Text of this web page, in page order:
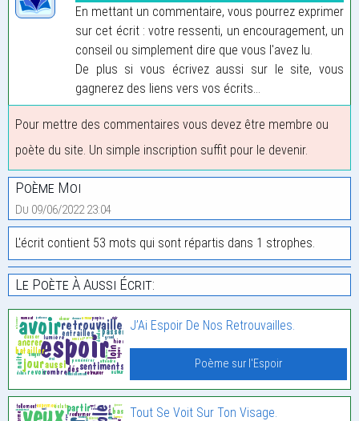
En mettant un commentaire, vous pourrez exprimer
sur cet écrit : votre ressenti, un encouragement, un
conseil ou simplement dire que vous l'avez lu.
De plus si vous écrivez aussi sur le site, vous
gagnerez des liens vers vos écrits...
Pour mettre des commentaires vous devez être membre ou
poète du site. Un simple inscription suffit pour le devenir.
Poème Moi
Du 09/06/2022 23:04
L'écrit contient 53 mots qui sont répartis dans 1 strophes.
Le Poète À Aussi Écrit:
J’Ai Espoir De Nos Retrouvailles.
Poème sur l'Espoir
Tout Se Voit Sur Ton Visage.